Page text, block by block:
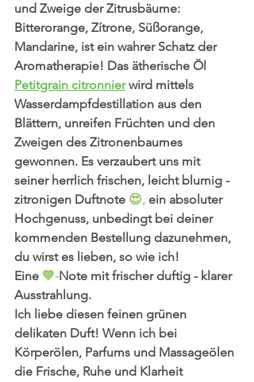
und Zweige der Zitrusbäume:
Bitterorange, Zítrone, Süßorange,
Mandarine, ist ein wahrer Schatz der
Aromatherapie! Das ätherische Öl
Petitgrain citronnier wird mittels
Wasserdampfdestillation aus den
Blättern, unreifen Früchten und den
Zweigen des Zitronenbaumes
gewonnen. Es verzaubert uns mit
seiner herrlich frischen, leicht blumig -
zitronigen Duftnote 😍, ein absoluter
Hochgenuss, unbedingt bei deiner
kommenden Bestellung dazunehmen,
du wirst es lieben, so wie ich!
Eine 💚-Note mit frischer duftig - klarer
Ausstrahlung.
Ich liebe diesen feinen grünen
delikaten Duft! Wenn ich bei
Körperölen, Parfums und Massageölen
die Frische, Ruhe und Klarheit